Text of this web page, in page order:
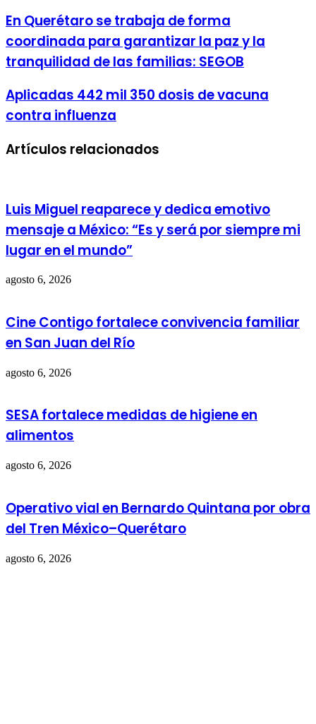
En Querétaro se trabaja de forma
coordinada para garantizar la paz y la
tranquilidad de las familias: SEGOB
Aplicadas 442 mil 350 dosis de vacuna
contra influenza
Artículos relacionados
Luis Miguel reaparece y dedica emotivo
mensaje a México: “Es y será por siempre mi
lugar en el mundo”
agosto 6, 2026
Cine Contigo fortalece convivencia familiar
en San Juan del Río
agosto 6, 2026
SESA fortalece medidas de higiene en
alimentos
agosto 6, 2026
Operativo vial en Bernardo Quintana por obra
del Tren México–Querétaro
agosto 6, 2026